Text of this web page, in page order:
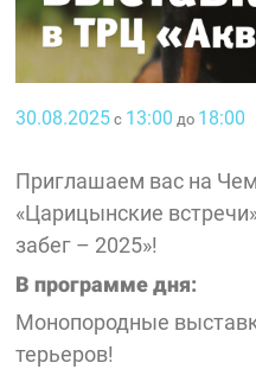
30.08.2025 с 13:00 до 18:00
Приглашаем вас на
«Царицынские
забег – 2025»!
В программе дня:
Монопородные
терьеров!